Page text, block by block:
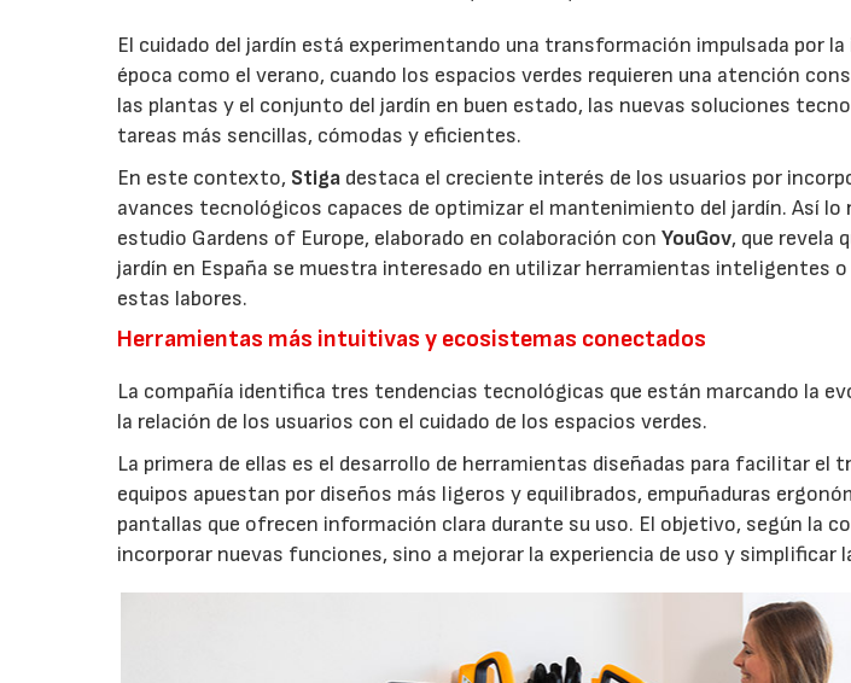
El cuidado del jardín está experimentando una transformación impulsada por
época como el verano, cuando los espacios verdes requieren una atención
las plantas y el conjunto del jardín en buen estado, las nuevas soluciones
tareas más sencillas, cómodas y eficientes.
En este contexto, Stiga destaca el creciente interés de los usuarios por
avances tecnológicos capaces de optimizar el mantenimiento del jardín. Así lo
estudio Gardens of Europe, elaborado en colaboración conYouGov, que revela
jardín en España se muestra interesado en utilizar herramientas inteligentes
estas labores.
Herramientas más intuitivas y ecosistemas conectados
La compañía identifica tres tendencias tecnológicas que están marcando la
la relación de los usuarios con el cuidado de los espacios verdes.
La primera de ellas es el desarrollo de herramientas diseñadas para facilitar el
equipos apuestan por diseños más ligeros y equilibrados, empuñaduras
pantallas que ofrecen información clara durante su uso. El objetivo, según la
incorporar nuevas funciones, sino a mejorar la experiencia de uso y